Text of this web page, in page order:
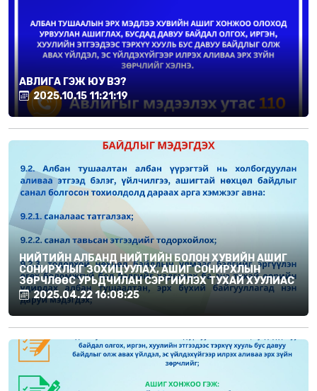
АВЛИГА ГЭЖ ЮУ ВЭ?
2025.10.15 11:21:19
НИЙТИЙН АЛБАНД НИЙТИЙН БОЛОН ХУВИЙН АШИГ
СОНИРХЛЫГ ЗОХИЦУУЛАХ, АШИГ СОНИРХЛЫН
ЗӨРЧЛӨӨС УРЬДЧИЛАН СЭРГИЙЛЭХ ТУХАЙ ХУУЛИАС
2025.04.22 16:08:25